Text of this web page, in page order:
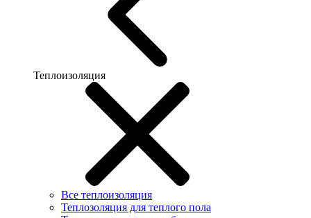
Теплоизоляция
Все теплоизоляция
Теплозоляция для теплого пола